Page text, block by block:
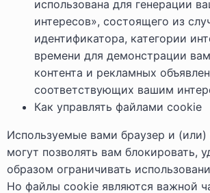
использована для генерации
интересов», состоящего из
идентификатора, категории
времени для демонстрации
контента и рекламных
соответствующих вашим
Как управлять файлами cookie
Используемые вами браузер и (или)
могут позволять вам блокировать,
образом ограничивать
Но файлы cookie являются важной